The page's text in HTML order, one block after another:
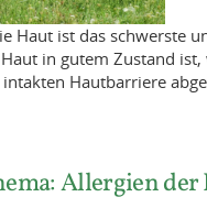
Haut ist das schwerste
in gutem Zustand
Hautbarriere
Allergien